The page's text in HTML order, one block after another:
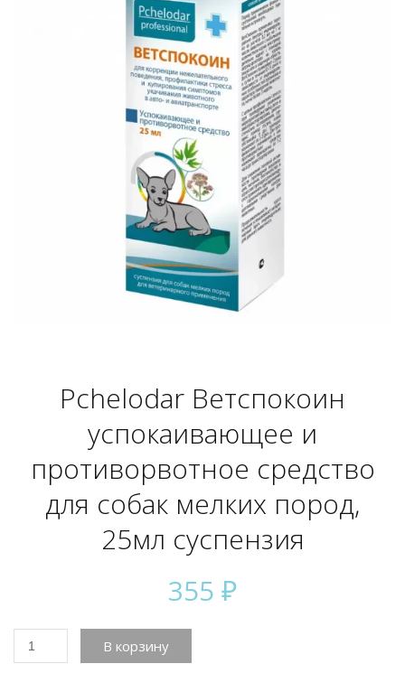
Pchelodar Ветспокоин
успокаивающее и
противорвотное средство
для собак мелких пород,
25мл суспензия
355 ₽
Количество
товара
В корзину